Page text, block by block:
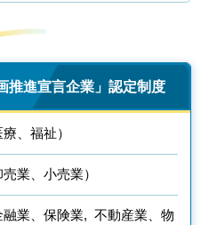
推進宣言企業」認定制度
、福祉）
業、小売業）
業、保険業, 不動産業、物